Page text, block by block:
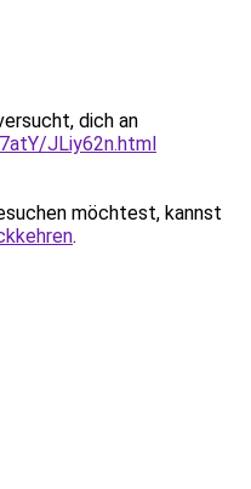
dich an
JLiy62n.html
möchtest, kannst
.